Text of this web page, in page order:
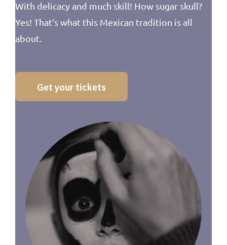
With delicacy and much skill! How sugar skull?
Yes! That’s what this Mexican tradition is all
about.
Get your tickets